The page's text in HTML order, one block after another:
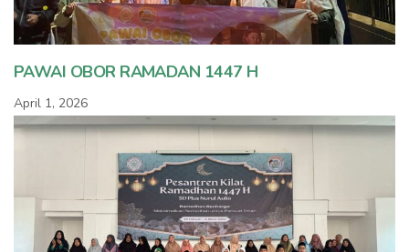
PAWAI OBOR RAMADAN 1447 H
April 1, 2026